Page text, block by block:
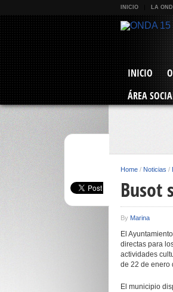
INICIO LA
INICIO
ÁREA
Home / Noticias /
Busot
By Marina
El
directas para
actividades
de 22 de enero
El municipio